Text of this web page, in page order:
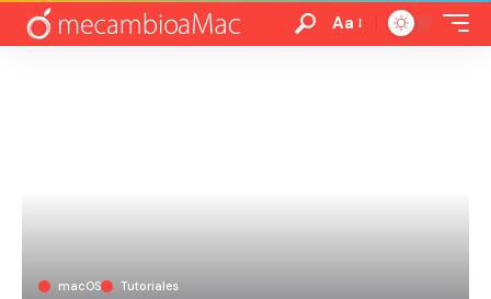
Aa
macOS Tutoriales